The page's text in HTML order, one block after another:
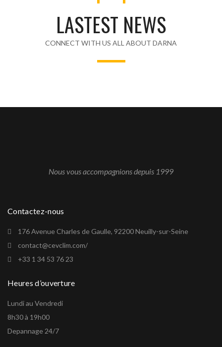
LASTEST NEWS
CONNECT WITH US ALL ABOUT DARNA
Nous vous accompagnions depuis 1999
Contactez-nous
176 Avenue Charles de Gaulle, 92200 Neuilly-sur-Seine
contact@cevclim.com/
+33 1 34 53 76 23
Heures d’ouverture
Lundi au Vendredi
8h30 à 19h00
Depannage 24/7